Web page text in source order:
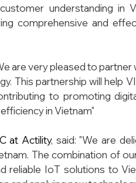
understanding in
comprehensive and
are very pleased to
This partnership will help
to promoting
in Vietnam"
at Actility, said: "We are
The combination of
reliable IoT solutions to